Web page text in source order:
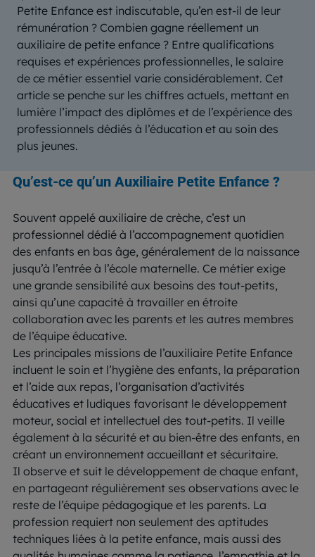
Petite Enfance est indiscutable, qu’en est-il de leur
rémunération ? Combien gagne réellement un
auxiliaire de petite enfance ? Entre qualifications
requises et expériences professionnelles, le salaire
de ce métier essentiel varie considérablement. Cet
article se penche sur les chiffres actuels, mettant en
lumière l’impact des diplômes et de l’expérience des
professionnels dédiés à l’éducation et au soin des
plus jeunes.
Qu’est-ce qu’un Auxiliaire Petite Enfance ?
Souvent appelé auxiliaire de crèche, c’est un
professionnel dédié à l’accompagnement quotidien
des enfants en bas âge, généralement de la naissance
jusqu’à l’entrée à l’école maternelle. Ce métier exige
une grande sensibilité aux besoins des tout-petits,
ainsi qu’une capacité à travailler en étroite
collaboration avec les parents et les autres membres
de l’équipe éducative.
Les principales missions de l’auxiliaire Petite Enfance
incluent le soin et l’hygiène des enfants, la préparation
et l’aide aux repas, l’organisation d’activités
éducatives et ludiques favorisant le développement
moteur, social et intellectuel des tout-petits. Il veille
également à la sécurité et au bien-être des enfants, en
créant un environnement accueillant et sécuritaire.
Il observe et suit le développement de chaque enfant,
en partageant régulièrement ses observations avec le
reste de l’équipe pédagogique et les parents. La
profession requiert non seulement des aptitudes
techniques liées à la petite enfance, mais aussi des